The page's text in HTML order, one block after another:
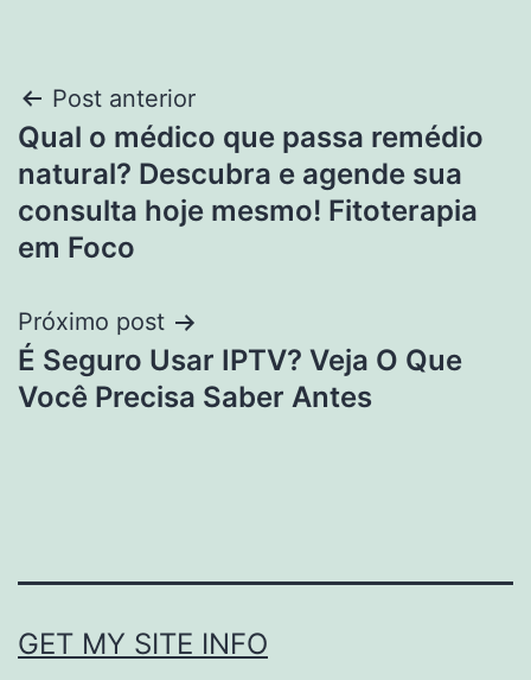
Navegação
de
Post
Post anterior
Qual o médico que passa remédio
natural? Descubra e agende sua
consulta hoje mesmo! Fitoterapia
em Foco
Próximo post
É Seguro Usar IPTV? Veja O Que
Você Precisa Saber Antes
GET MY SITE INFO